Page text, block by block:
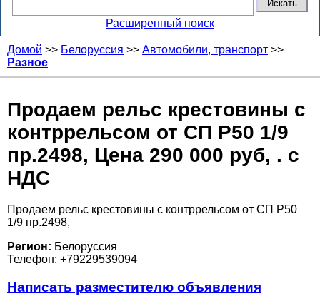
Расширенный поиск
Домой >> Белоруссия >> Автомобили, транспорт >>
Разное
Продаем рельс крестовины с
контррельсом от СП Р50 1/9
пр.2498, Цена 290 000 руб, . с
НДС
Продаем рельс крестовины с контррельсом от СП Р50
1/9 пр.2498,
Регион: Белоруссия
Телефон: +79229539094
Написать разместителю объявления